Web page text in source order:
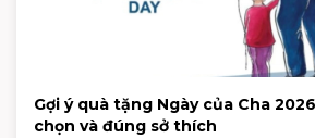
Gợi ý quà tặng Ngày của Cha
chọn và đúng sở thích